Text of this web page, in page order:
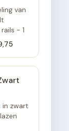
van
- 1
zwart